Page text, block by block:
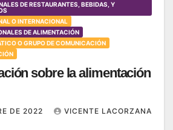
DE RESTAURANTES, BEBIDAS, Y
O INTERNACIONAL
DE ALIMENTACIÓN
O GRUPO DE COMUNICACIÓN
sobre la alimentación
DE 2022
VICENTE LACORZANA